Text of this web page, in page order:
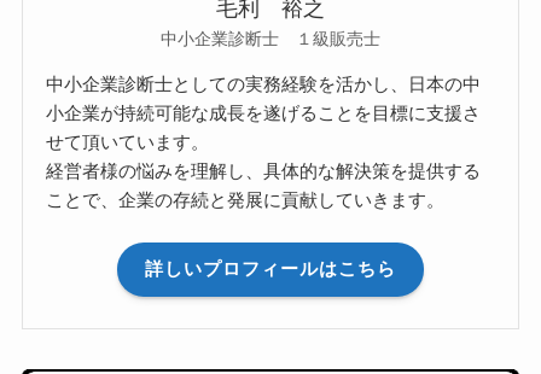
毛利 裕之
中小企業診断士 １級販売士
中小企業診断士としての実務経験を活かし、日本の中
小企業が持続可能な成長を遂げることを目標に支援さ
せて頂いています。
経営者様の悩みを理解し、具体的な解決策を提供する
ことで、企業の存続と発展に貢献していきます。
詳しいプロフィールはこちら